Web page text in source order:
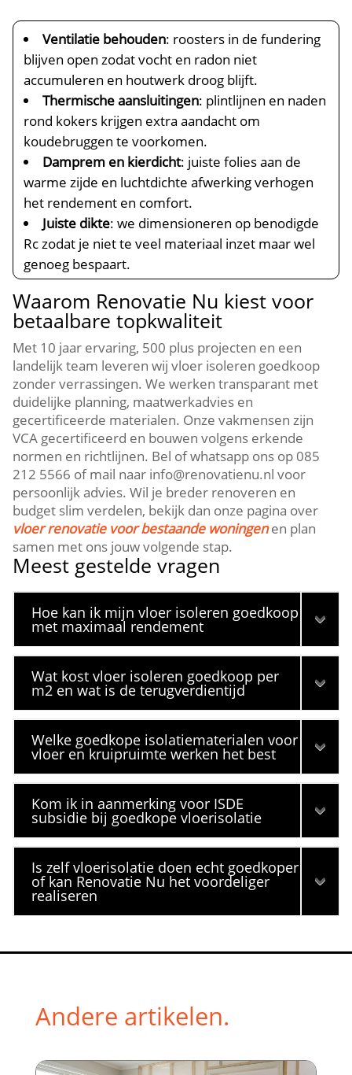
Ventilatie behouden: roosters in de fundering
blijven open zodat vocht en radon niet
accumuleren en houtwerk droog blijft.​
Thermische aansluitingen: plintlijnen en naden
rond kokers krijgen extra aandacht om
koudebruggen te voorkomen.​
Damprem en kierdicht: juiste folies aan de
warme zijde en luchtdichte afwerking verhogen
het rendement en comfort.​
Juiste dikte: we dimensioneren op benodigde
Rc zodat je niet te veel materiaal inzet maar wel
genoeg bespaart.​
Waarom Renovatie Nu kiest voor
betaalbare topkwaliteit
Met 10 jaar ervaring, 500 plus projecten en een
landelijk team leveren wij vloer isoleren goedkoop
zonder verrassingen.​ We werken transparant met
duidelijke planning, maatwerkadvies en
gecertificeerde materialen.​ Onze vakmensen zijn
VCA gecertificeerd en bouwen volgens erkende
normen en richtlijnen.​ Bel of whatsapp ons op 085
212 5566 of mail naar info@renovatienu.​nl voor
persoonlijk advies.​ Wil je breder renoveren en
budget slim verdelen, bekijk dan onze pagina over
vloer renovatie voor bestaande woningenen plan
samen met ons jouw volgende stap.​
Meest gestelde vragen
Hoe kan ik mijn vloer isoleren goedkoop
met maximaal rendement
Wat kost vloer isoleren goedkoop per
m2 en wat is de terugverdientijd
Welke goedkope isolatiematerialen voor
vloer en kruipruimte werken het best
Kom ik in aanmerking voor ISDE
subsidie bij goedkope vloerisolatie
Is zelf vloerisolatie doen echt goedkoper
of kan Renovatie Nu het voordeliger
realiseren
Andere artikelen.